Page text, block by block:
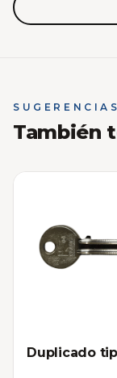
SUGERENCIAS
También
Duplicado